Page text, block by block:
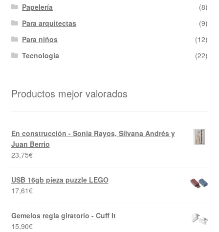
Papelería
(8)
Para arquitectas
(9)
Para niños
(12)
Tecnología
(22)
Productos mejor valorados
En construcción - Sonia Rayos, Silvana Andrés y
Juan Berrio
23,75€
USB 16gb pieza puzzle LEGO
17,61€
Gemelos regla giratorio - Cuff It
15,90€